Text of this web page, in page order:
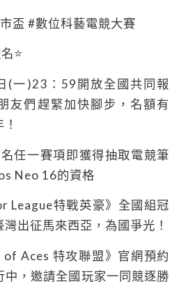
盃 #數位科藝電競大賽
⭐️
(一)23：59開放全國共同報
友們趕緊加快腳步，名額有
任一賽項即獲得抽取電競筆
Neo 16的資格
League特戰英豪》全國組冠
出征馬來西亞，為國爭光！
of Aces 特攻聯盟》官網預約
中，邀請全國玩家一同競逐勝